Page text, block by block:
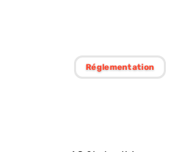
Réglementation